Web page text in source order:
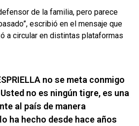
de la familia, pero parece
escribió en el mensaje que
a circular en distintas plataformas
no se meta conmigo
no es ningún tigre, es una
al país de manera
ha hecho desde hace años